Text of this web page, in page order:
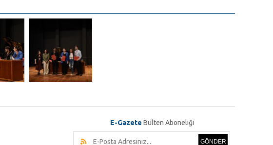
E-Gazete Bülten Aboneliği
GÖNDER